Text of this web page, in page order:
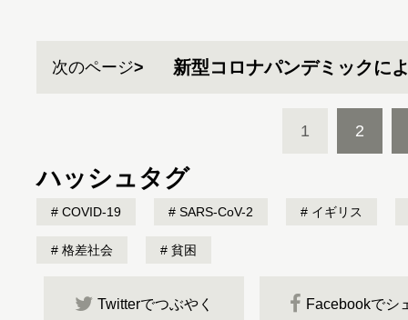
次のページ 新型コロナパンデミックに
1 2
ハッシュタグ
COVID-19 SARS-CoV-2 イギリス
格差社会 貧困
Twitterでつぶやく Facebookでシ